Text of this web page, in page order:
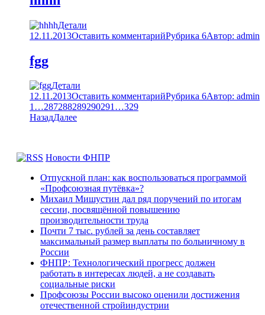
Детали
12.11.2013Оставить комментарийРубрика 6Автор: admin
fgg
Детали
12.11.2013Оставить комментарийРубрика 6Автор: admin
1…287288289290291…329
НазадДалее
Новости ФНПР
Отпускной план: как воспользоваться программой
«Профсоюзная путёвка»?
Михаил Мишустин дал ряд поручений по итогам
сессии, посвящённой повышению
производительности труда
Почти 7 тыс. рублей за день составляет
максимальный размер выплаты по больничному в
России
ФНПР: Технологический прогресс должен
работать в интересах людей, а не создавать
социальные риски
Профсоюзы России высоко оценили достижения
отечественной стройиндустрии